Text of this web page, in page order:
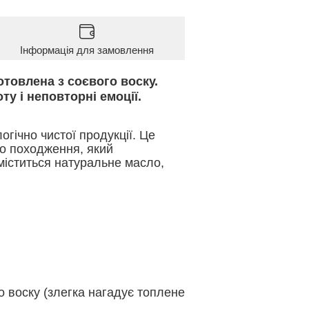
Інформація для замовлення
з соєвого воску.
і неповторні емоції.
чистої продукції. Це
походження, який
натуральне масло,
воску (злегка нагадує топлене